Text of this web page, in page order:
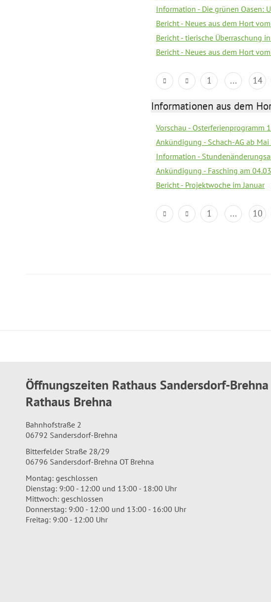
Information - Die grünen Oasen:
Bericht - Neues aus dem Hort
Bericht - tierische Überraschung
Bericht - Neues aus dem Hort
1 ... 14
Informationen aus dem
Vorschau - Osterferienprogramm
Ankündigung - Schach-AG ab
Information -
Ankündigung - Fasching am
Bericht - Projektwoche im Januar
1 ... 10
Öffnungszeiten Rathaus Sandersdorf-
Rathaus Brehna
Bahnhofstraße 2
06792 Sandersdorf-Brehna
Bitterfelder Straße 28/29
06796 Sandersdorf-Brehna OT Brehna
Montag: geschlossen
Dienstag: 9:00 - 12:00 und 13:00 - 18:00 Uhr
Mittwoch: geschlossen
Donnerstag: 9:00 - 12:00 und 13:00 - 16:00 Uhr
Freitag: 9:00 - 12:00 Uhr